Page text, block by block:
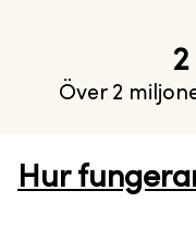
Över 2
Hur